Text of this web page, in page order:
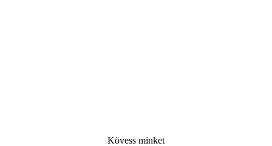
Kövess minket